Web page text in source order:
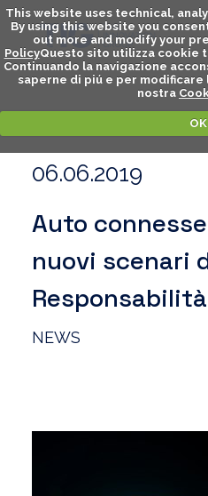
This website uses technical,
By using this website you
out more and modify your
PolicyQuesto sito utilizza cookie
Continuando la navigazione
saperne di piú e per
nostra
OK
06.06.2019
Auto
nuovi scenari
Responsabilità
NEWS